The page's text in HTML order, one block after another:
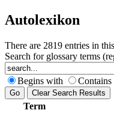
Autolexikon
There are 2819 entries in
Search for glossary terms
Begins with Contains
Term